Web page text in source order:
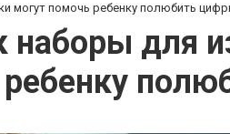
могут помочь ребенку полюбить
наборы для